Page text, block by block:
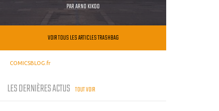
PARARNO KIKOO
VOIR TOUS LES ARTICLES TRASHBAG
COMICSBLOG.fr
LES DERNIÈRES ACTUS TOUT VOIR